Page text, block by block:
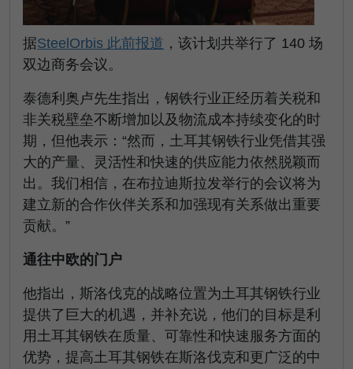
据SteelOrbis 此前报道 ，该计划共举行了 140 场
双边商务会议。
泰德利奥卢先生指出，钢铁行业正经历着关税和
非关税壁垒不断增加以及物流成本持续变化的时
期，但他表示：“然而，土耳其钢铁行业凭借其强
大的产量、灵活性和快速的供应能力依然脱颖而
出。我们相信，在布拉迪斯拉发举行的会议将为
建立新的合作伙伴关系和加强现有关系做出重要
贡献。”
通往中欧的门户
他指出，斯洛伐克的战略位置为土耳其钢铁行业
提供了巨大的机遇，并补充说，他们的目标是利
用土耳其钢铁在质量、可靠性和快速服务方面的
优势，提高土耳其钢铁在斯洛伐克和更广泛的中